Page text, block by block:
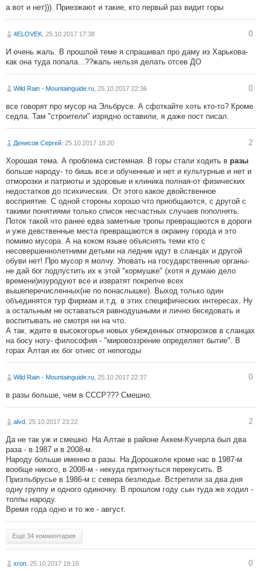
а вот и нет))). Приезжают и такие, кто первый раз видит горы
4ELOVEK , 25.10.2017 17:38 0
И очень жаль. В прошлой теме я спрашивал про даму из Харькова-
как она туда попала...??жаль нельзя делать отсев ДО
Wild Rain - Mountainguide.ru , 25.10.2017 22:36 0
все говорят про мусор на Эльбрусе. А сфоткайте хоть кто-то? Кроме
седла. Там "строители" изрядно оставили, я даже пост писал.
Денисов Сергей , 25.10.2017 18:20 2
Хорошая тема. А проблема системная. В горы стали ходить в разы
больше народу- то бишь все:и обученные и нет и культурные и нет и
отморозки и патриоты и здоровые и клиника полная-от физических
недостатков до психических. От этого какое двойственное
восприятие. С одной стороны хорошо что приобщаются, с другой с
такими понятиями только список несчастных случаев пополнять.
Поток такой что ранее едва заметные тропы превращаются в дороги
и уже девственные места превращаются в окраину города и это
помимо мусора. А на коком языке объяснять теми кто с
несовершеннолетними детьми на ледник идут в сланцах и другой
обуви нет! Про мусор я молчу. Уповать на государственные органы-
не дай бог подпустить их к этой "кормушке" (хотя я думаю дело
времени)изуродуют все и извратят покрепче всех
вышеперечисленных(не по понаслышке). Выход только один
объединятся тур фирмам и.т.д. в этих специфических интересах. Ну
а остальным не оставаться равнодушными и лично беседовать и
воспитывать не смотря ни на что.
А так, ждите в высокогорье новых убежденных отморозков в сланцах
на босу ногу- философия - "мировоззрение определяет бытие". В
горах Алтая их бог отнес от непогоды
Wild Rain - Mountainguide.ru , 25.10.2017 22:37 0
в разы больше, чем в СССР??? Смешно.
alvd , 25.10.2017 23:22 2
Да не так уж и смешно. На Алтае в районе Аккем-Кучерла был два
раза - в 1987 и в 2008-м.
Народу больше именно в разы. На Дорошколе кроме нас в 1987-м
вообще никого, в 2008-м - некуда приткнуться перекусить. В
Приэльбрусье в 1986-м с севера безлюдье. Встретили за два дня
одну группу и одного одиночку. В прошлом году сын туда же ходил -
толпы народу.
Время года одно и то же - август.
Ещё 34 комментария
xron , 25.10.2017 19:16 0